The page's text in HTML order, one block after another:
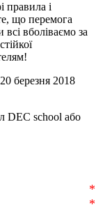
правила і
що перемога
вболіваємо за
березня 2018
DEC school або